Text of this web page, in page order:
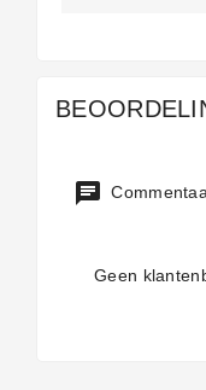
Geen